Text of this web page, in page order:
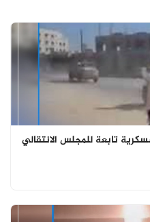
تابعة للمجلس الانتقالي